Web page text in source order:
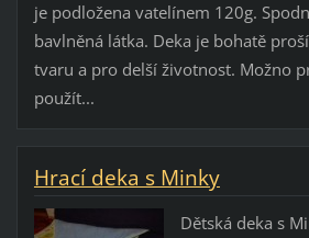
je podložena vatelínem 120g.
bavlněná látka. Deka je bohatě
tvaru a pro delší životnost. Možno
použít...
Hrací deka s Minky
Dětská deka s